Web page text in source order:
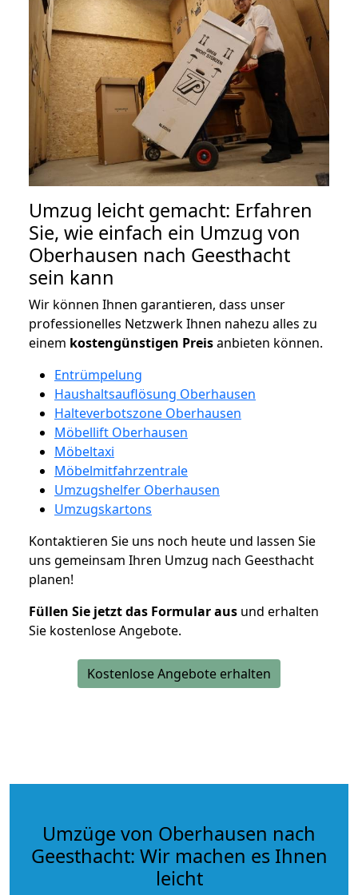
Umzug leicht gemacht: Erfahren
Sie, wie einfach ein Umzug von
Oberhausen nach Geesthacht
sein kann
Wir können Ihnen garantieren, dass unser
professionelles Netzwerk Ihnen nahezu alles zu
einem kostengünstigen Preisanbieten können.
Entrümpelung
Haushaltsauflösung Oberhausen
Halteverbotszone Oberhausen
Möbellift Oberhausen
Möbeltaxi
Möbelmitfahrzentrale
Umzugshelfer Oberhausen
Umzugskartons
Kontaktieren Sie uns noch heute und lassen Sie
uns gemeinsam Ihren Umzug nach Geesthacht
planen!
Füllen Sie jetzt das Formular aus und erhalten
Sie kostenlose Angebote.
Kostenlose Angebote erhalten
Umzüge von Oberhausen nach
Geesthacht: Wir machen es Ihnen
leicht